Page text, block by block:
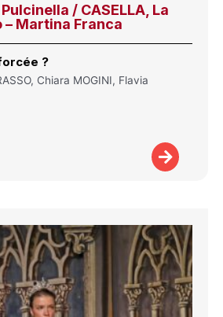
/ CASELLA, La
– Martina Franca
?
Chiara MOGINI, Flavia